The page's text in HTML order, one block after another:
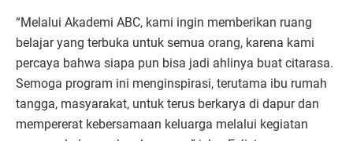
“Melalui Akademi ABC, kami ingin memberikan ruang
belajar yang terbuka untuk semua orang, karena kami
percaya bahwa siapa pun bisa jadi ahlinya buat citarasa.
Semoga program ini menginspirasi, terutama ibu rumah
tangga, masyarakat, untuk terus berkarya di dapur dan
mempererat kebersamaan keluarga melalui kegiatan